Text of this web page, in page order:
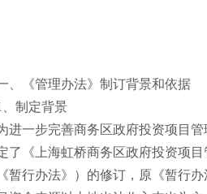
、《管理办法》制订背景和依据
、制定背景
进一步完善商务区政府投资项目
了《上海虹桥商务区政府投资项
暂行办法》）的修订，原《暂行